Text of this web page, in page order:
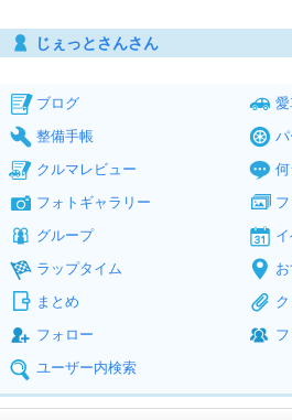
じぇっとさんさん
ブログ
整備手帳
クルマレビュー
何
フォトギャラリー
グループ
ラップタイム
まとめ
フォロー
ユーザー内検索